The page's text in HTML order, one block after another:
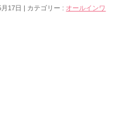
17日 カテゴリー : オールインワ